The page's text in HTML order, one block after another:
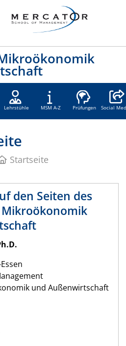
Lehrstühle MSM A-Z Prüfungen Social
Startseite
den Seiten des
und Außenwirtschaft